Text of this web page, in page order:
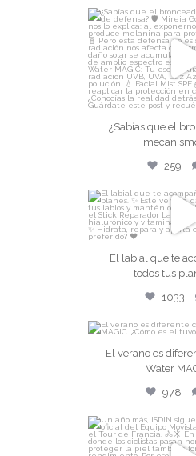
¿Sabías que el
Jul
259
¿Sabías que el
259
El labial que te
todos tus
Jul
El labial que te
todos tus
1033
El verano es
Fusion Water
Jul
978
El verano es
Water
978
isdin